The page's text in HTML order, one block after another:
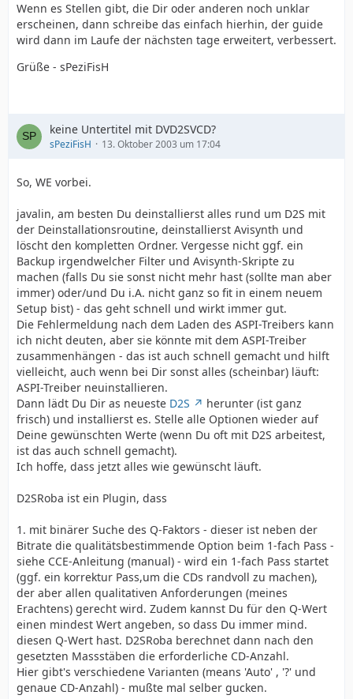
Wenn es Stellen gibt, die Dir oder anderen noch unklar
erscheinen, dann schreibe das einfach hierhin, der guide
wird dann im Laufe der nächsten tage erweitert, verbessert.
Grüße - sPeziFisH
keine Untertitel mit DVD2SVCD?
sPeziFisH 13. Oktober 2003 um 17:04
So, WE vorbei.
javalin, am besten Du deinstallierst alles rund um D2S mit
der Deinstallationsroutine, deinstallierst Avisynth und
löscht den kompletten Ordner. Vergesse nicht ggf. ein
Backup irgendwelcher Filter und Avisynth-Skripte zu
machen (falls Du sie sonst nicht mehr hast (sollte man aber
immer) oder/und Du i.A. nicht ganz so fit in einem neuem
Setup bist) - das geht schnell und wirkt immer gut.
Die Fehlermeldung nach dem Laden des ASPI-Treibers kann
ich nicht deuten, aber sie könnte mit dem ASPI-Treiber
zusammenhängen - das ist auch schnell gemacht und hilft
vielleicht, auch wenn bei Dir sonst alles (scheinbar) läuft:
ASPI-Treiber neuinstallieren.
Dann lädt Du Dir as neueste D2S
herunter (ist ganz
frisch) und installierst es. Stelle alle Optionen wieder auf
Deine gewünschten Werte (wenn Du oft mit D2S arbeitest,
ist das auch schnell gemacht).
Ich hoffe, dass jetzt alles wie gewünscht läuft.
D2SRoba ist ein Plugin, dass
1. mit binärer Suche des Q-Faktors - dieser ist neben der
Bitrate die qualitätsbestimmende Option beim 1-fach Pass -
siehe CCE-Anleitung (manual) - wird ein 1-fach Pass startet
(ggf. ein korrektur Pass,um die CDs randvoll zu machen),
der aber allen qualitativen Anforderungen (meines
Erachtens) gerecht wird. Zudem kannst Du für den Q-Wert
einen mindest Wert angeben, so dass Du immer mind.
diesen Q-Wert hast. D2SRoba berechnet dann nach den
gesetzten Massstäben die erforderliche CD-Anzahl.
Hier gibt's verschiedene Varianten (means 'Auto' , '?' und
genaue CD-Anzahl) - mußte mal selber gucken.